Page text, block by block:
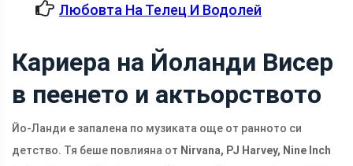
Любовта На Телец И Водолей
Кариера на Йоланди Висер
в пеенето и актьорството
Йо-Ланди е запалена по музиката още от ранното си
детство. Тя беше повлияна от Nirvana, PJ Harvey, Nine Inch